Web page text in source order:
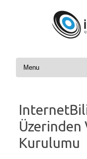
Skip to content
Üzerinden
Kurulumu